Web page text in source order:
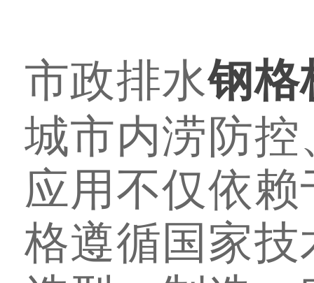
市政排水钢格
城市内涝防
应用不仅依
格遵循国家